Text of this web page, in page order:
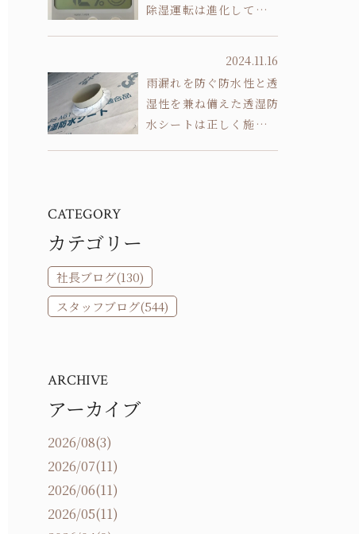
除湿運転は進化していま
2024.11.16
雨漏れを防ぐ防水性と透
湿性を兼ね備えた透湿防
水シートは正しく施工し
CATEGORY
カテゴリー
社長ブログ(130)
スタッフブログ(544)
ARCHIVE
アーカイブ
2026/08(3)
2026/07(11)
2026/06(11)
2026/05(11)